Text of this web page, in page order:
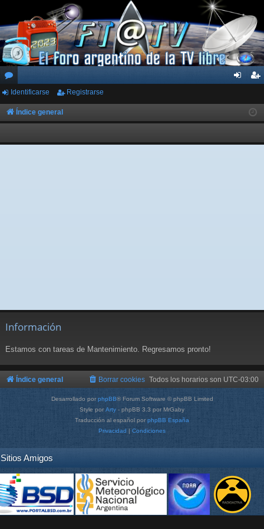
or
os
ar
ist
rs
Identificarse Registrarse
Índice general
Información
Estamos con tareas de Mantenimiento. Regresamos pronto!
Índice general Todos los horarios son UTC-03:00
Borrar cookies
Desarrollado por phpBB® Forum Software © phpBB Limited
Style por Arty - phpBB 3.3 por MrGaby
Traducción al español por phpBB España
Privacidad | Condiciones
Sitios Amigos